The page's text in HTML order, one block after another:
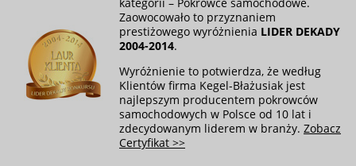
Zaowocowało to przyznaniem
prestiżowego wyróżnienia LIDER DEKADY
2004-2014.
Wyróżnienie to potwierdza, że według
Klientów firma Kegel-Błażusiak jest
najlepszym producentem pokrowców
samochodowych w Polsce od 10 lat i
zdecydowanym liderem w branży. Zobacz
Certyfikat >>